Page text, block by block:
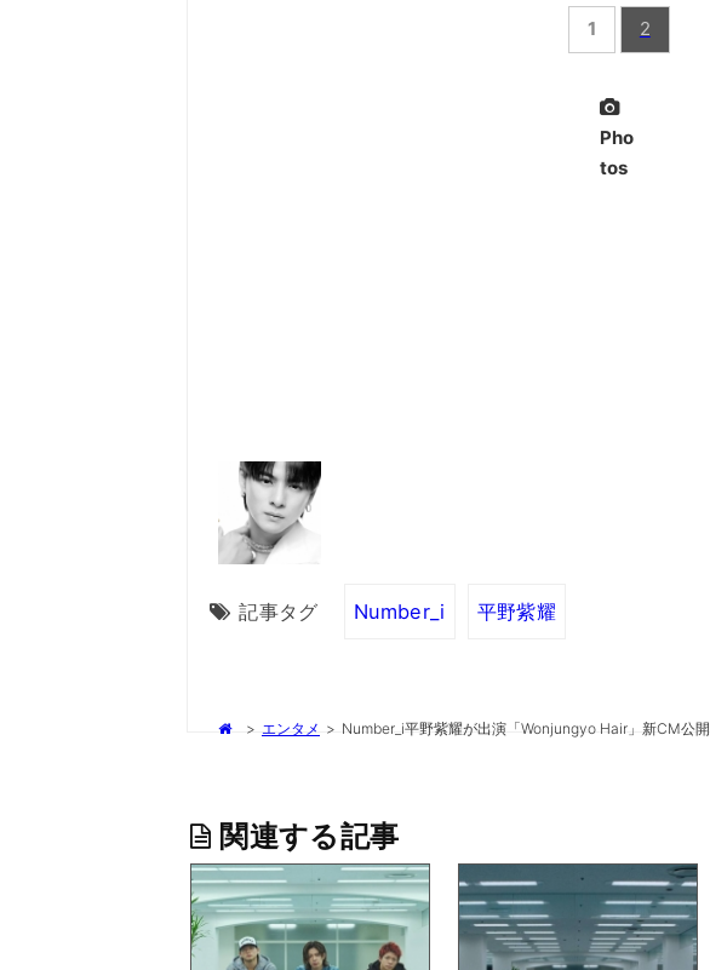
1 2
Pho
tos
記事タグ Number_i 平野紫耀
> エンタメ > Number_i平野紫耀が出演「Wonjungyo Hair」新CM公開
関連する記事